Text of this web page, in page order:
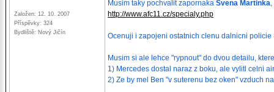
Založen: 12. 10. 2007
Příspěvky: 324
Bydliště: Nový Jičín
Musim taky pochvalit zapornaka Svena Martinka
http://www.afc11.cz/specialy.php
Ocenuji i zapojeni ostatnich clenu dalnicni
Musim si ale lehce "rypnout" do dvou detailu,
1) Mercedes dostal naraz z boku, ale vylitl celni
2) Ze by mel Ben "v suterenu bez oken" vzduch